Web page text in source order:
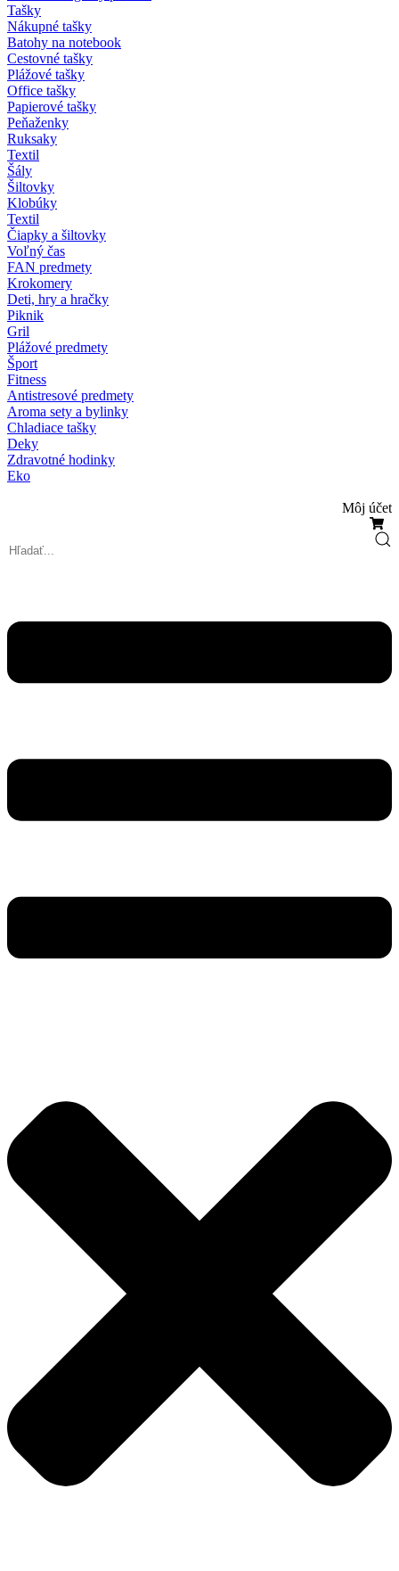
Tašky
Nákupné tašky
Batohy na notebook
Cestovné tašky
Plážové tašky
Office tašky
Papierové tašky
Peňaženky
Ruksaky
Textil
Šály
Šiltovky
Klobúky
Textil
Čiapky a šiltovky
Voľný čas
FAN predmety
Krokomery
Deti, hry a hračky
Piknik
Gril
Plážové predmety
Šport
Fitness
Antistresové predmety
Aroma sety a bylinky
Chladiace tašky
Deky
Zdravotné hodinky
Eko
Môj účet